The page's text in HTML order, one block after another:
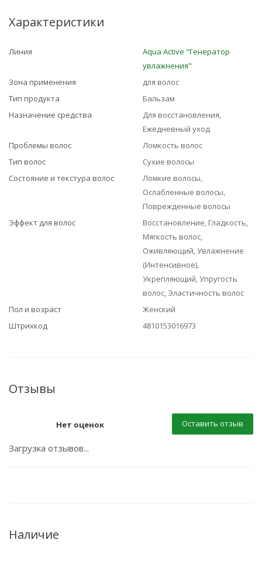
Характеристики
Линия
Aqua Active "Генератор
увлажнения"
Зона применения
для волос
Тип продукта
Бальзам
Назначение средства
Для восстановления,
Ежедневный уход
Проблемы волос
Ломкость волос
Тип волос
Сухие волосы
Состояние и текстура волос
Ломкие волосы,
Ослабленные волосы,
Поврежденные волосы
Эффект для волос
Восстановление, Гладкость,
Мягкость волос,
Оживляющий, Увлажнение
(Интенсивное),
Укрепляющий, Упругость
волос, Эластичность волос
Пол и возраст
Женский
Штрихкод
4810153016973
Отзывы
Нет оценок Оставить отзыв
Загрузка отзывов...
Наличие